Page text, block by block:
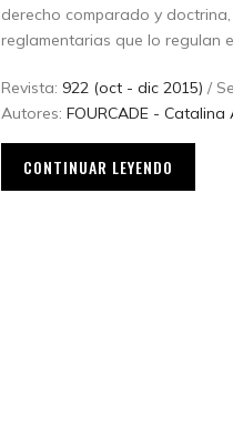
derecho comparado y
reglamentarias que lo regulan
Revista: 922 (oct - dic 2015) /
Autores: FOURCADE - Catalina
CONTINUAR LEYENDO